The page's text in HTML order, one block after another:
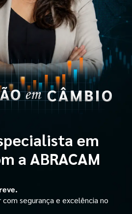
em
a ABRACAM
segurança e excelência no